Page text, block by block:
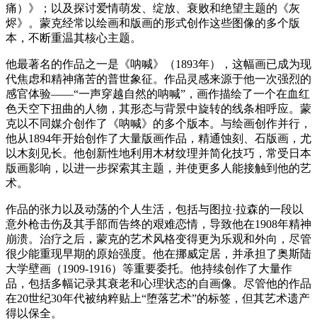
痛）》；以及探讨爱情萌发、绽放、衰败和绝望主题的《灰
烬》。蒙克经常以绘画和版画的形式创作这些图像的多个版
本，不断重温其核心主题。
他最著名的作品之一是《呐喊》（1893年），这幅画已成为现
代焦虑和精神痛苦的普世象征。作品灵感来源于他一次强烈的
感官体验——“一声穿越自然的呐喊”，画作描绘了一个在血红
色天空下扭曲的人物，其形态与背景中旋转的线条相呼应。蒙
克以不同媒介创作了《呐喊》的多个版本。与绘画创作并行，
他从1894年开始创作了大量版画作品，精通蚀刻、石版画，尤
以木刻见长。他创新性地利用木材纹理并简化技巧，常受日本
版画影响，以进一步探索其主题，并使更多人能接触到他的艺
术。
作品的张力以及动荡的个人生活，包括与图拉·拉森的一段以
意外枪击伤及其手部而告终的艰难恋情，导致他在1908年精神
崩溃。治疗之后，蒙克的艺术风格变得更为乐观和外向，尽管
很少能重现早期的原始强度。他在挪威定居，并承担了奥斯陆
大学壁画（1909-1916）等重要委托。他持续创作了大量作
品，包括多幅记录其衰老和心理状态的自画像。尽管他的作品
在20世纪30年代被纳粹贴上“堕落艺术”的标签，但其艺术遗产
得以保全。